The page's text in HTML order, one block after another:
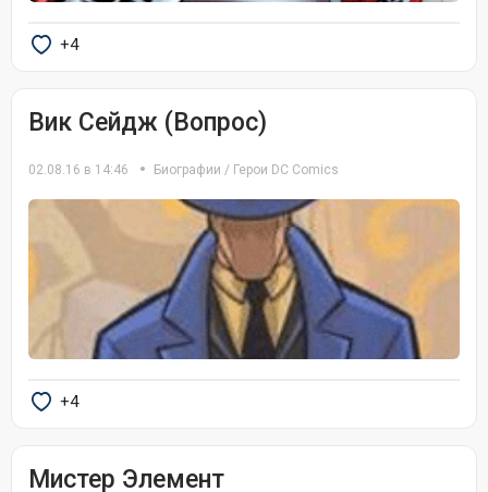
+4
Вик Сейдж (Вопрос)
02.08.16 в 14:46 Биографии / Герои DC Comics
+4
Мистер Элемент